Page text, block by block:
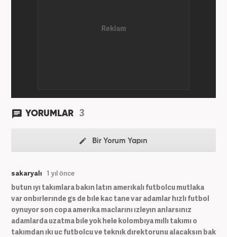
YORUMLAR 3
Bir Yorum Yapın
sakaryalı 1 yıl önce
butun ıyı takımlara bakın latın amerıkalı futbolcu mutlaka
var onbırlerınde gs de bıle kac tane var adamlar hızlı futbol
oynuyor son copa amerıka maclarını ızleyın anlarsınız
adamlarda uzatma bıle yok hele kolombıya mıllı takımı o
takımdan ıkı uc futbolcu ve teknık dırektorunu alacaksın bak